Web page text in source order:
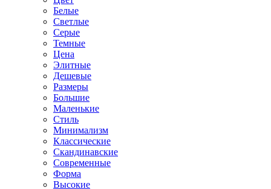
Белые
Светлые
Серые
Темные
Цена
Элитные
Дешевые
Размеры
Большие
Маленькие
Стиль
Минимализм
Классические
Скандинавские
Современные
Форма
Высокие